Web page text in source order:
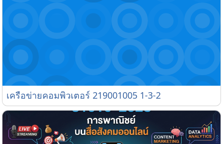
เครือข่ายคอมพิวเตอร์ 219001005 1-3-2
เครือข่ายคอมพิวเตอร์ 219001005 1-3-2